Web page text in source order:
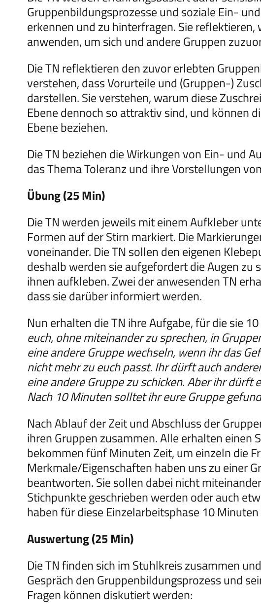
Gruppenbildungsprozesse und soziale Ein-
erkennen und zu hinterfragen. Sie
anwenden, um sich und andere Gruppen
Die TN reflektieren den zuvor erlebten
verstehen, dass Vorurteile und (Gruppen-)
darstellen. Sie verstehen, warum diese
Ebene dennoch so attraktiv sind, und können
Ebene beziehen.
Die TN beziehen die Wirkungen von Ein- und
das Thema Toleranz und ihre Vorstellungen
Übung (25 Min)
Die TN werden jeweils mit einem Aufkleber
Formen auf der Stirn markiert. Die
voneinander. Die TN sollen den eigenen
deshalb werden sie aufgefordert die Augen zu
ihnen aufkleben. Zwei der anwesenden TN
dass sie darüber informiert werden.
Nun erhalten die TN ihre Aufgabe, für die sie
euch, ohne miteinander zu sprechen, in
eine andere Gruppe wechseln, wenn ihr das
nicht mehr zu euch passt. Ihr dürft auch
eine andere Gruppe zu schicken. Aber ihr
Nach 10 Minuten solltet ihr eure Gruppe
Nach Ablauf der Zeit und Abschluss der
ihren Gruppen zusammen. Alle erhalten einen
bekommen fünf Minuten Zeit, um einzeln die
Merkmale/Eigenschaften haben uns zu einer
beantworten. Sie sollen dabei nicht
Stichpunkte geschrieben werden oder auch
haben für diese Einzelarbeitsphase 10 Minuten
Auswertung (25 Min)
Die TN finden sich im Stuhlkreis zusammen
Gespräch den Gruppenbildungsprozess und
Fragen können diskutiert werden: